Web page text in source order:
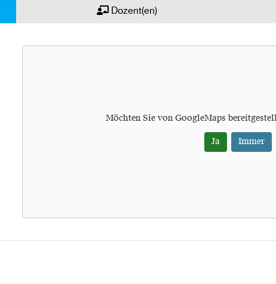
Dozent(en)
Möchten Sie von GoogleMaps
Ja Immer